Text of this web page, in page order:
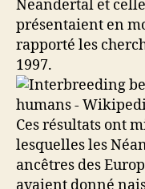
Neandertal et
présentaient en
rapporté les
1997.
Ces résultats ont
lesquelles les
ancêtres des